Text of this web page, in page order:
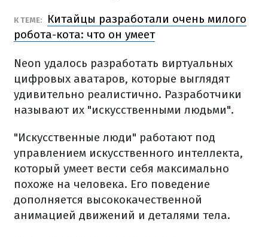
К ТЕМЕ:
Китайцы разработали очень милого
робота-кота: что он умеет
Neon удалось разработать виртуальных
цифровых аватаров, которые выглядят
удивительно реалистично. Разработчики
называют их "искусственными людьми".
"Искусственные люди" работают под
управлением искусственного интеллекта,
который умеет вести себя максимально
похоже на человека. Его поведение
дополняется высококачественной
анимацией движений и деталями тела.